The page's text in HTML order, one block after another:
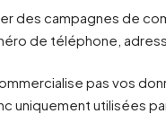
des campagnes de
de téléphone,
pas vos
uniquement utilisées